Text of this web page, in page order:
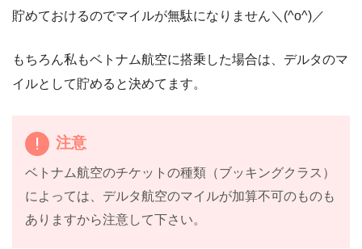
貯めておけるのでマイルが無駄になりません＼(^o^)／
もちろん私もベトナム航空に搭乗した場合は、デルタのマ
イルとして貯めると決めてます。
注意
ベトナム航空のチケットの種類（ブッキングクラス）
によっては、デルタ航空のマイルが加算不可のものも
ありますから注意して下さい。